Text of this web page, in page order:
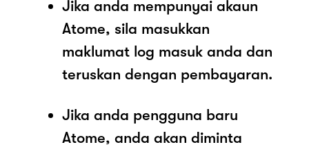
Jika anda mempunyai akaun
Atome, sila masukkan
maklumat log masuk anda dan
teruskan dengan pembayaran.
Jika anda pengguna baru
Atome, anda akan diminta